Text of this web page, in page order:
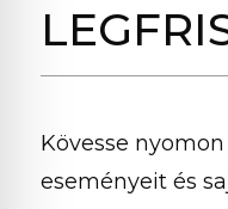
Kövesse
eseményeit és